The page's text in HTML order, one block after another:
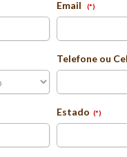
Email (*)
Telefone ou
Estado (*)